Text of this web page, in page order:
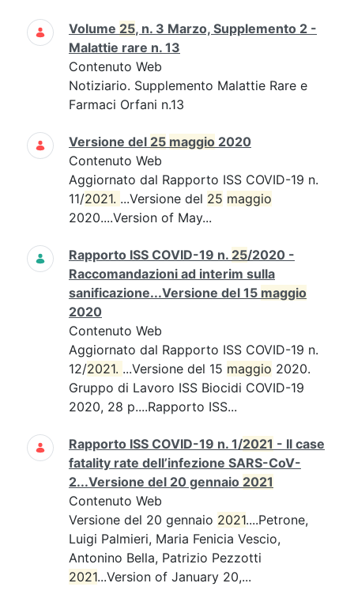
Volume 25, n. 3 Marzo, Supplemento 2 -
Malattie rare n. 13
Contenuto Web
Notiziario. Supplemento Malattie Rare e
Farmaci Orfani n.13
Versione del 25 maggio 2020
Contenuto Web
Aggiornato dal Rapporto ISS COVID-19 n.
11/2021. ...Versione del 25 maggio
2020....Version of May...
Rapporto ISS COVID-19 n. 25/2020 -
Raccomandazioni ad interim sulla
sanificazione...Versione del 15 maggio
2020
Contenuto Web
Aggiornato dal Rapporto ISS COVID-19 n.
12/2021. ...Versione del 15 maggio 2020.
Gruppo di Lavoro ISS Biocidi COVID-19
2020, 28 p....Rapporto ISS...
Rapporto ISS COVID-19 n. 1/2021 - Il case
fatality rate dell’infezione SARS-CoV-
2...Versione del 20 gennaio 2021
Contenuto Web
Versione del 20 gennaio 2021....Petrone,
Luigi Palmieri, Maria Fenicia Vescio,
Antonino Bella, Patrizio Pezzotti
2021...Version of January 20,...